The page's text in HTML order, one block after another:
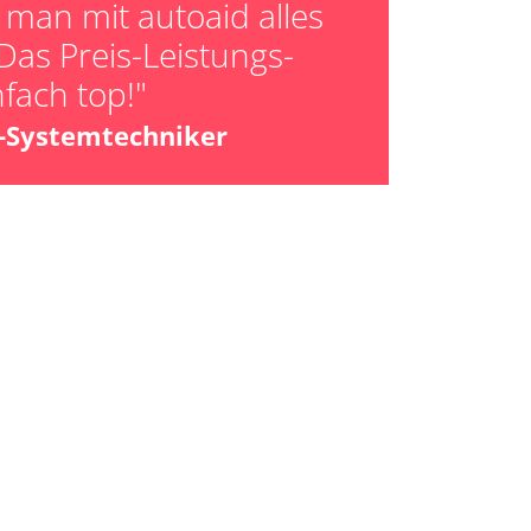
AGR Adaptionswerte
HFM Anpassungen
mit autoaid alles
Preis-Leistungs-
top!"
Systemtechniker